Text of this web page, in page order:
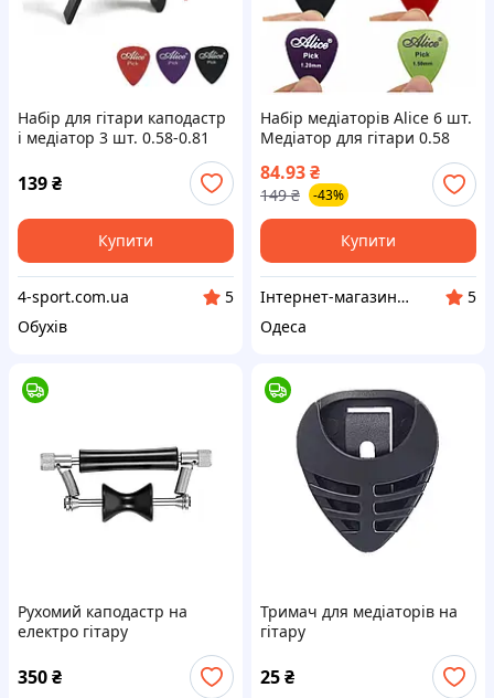
Набір для гітари каподастр
і медіатор 3 шт. 0.58-0.81
мм Bodasan Acoustic Black
139₴
Купити
4-sport.com.ua
5
Обухів
Набір медіаторів Alice 6 шт.
Медіатор для гітари 0.58
84.93₴
149 ₴ -43%
Купити
Інтернет-магазин "Сityshark"
5
Одеса
Рухомий каподастр на
електро гітару
350₴
Тримач для медіаторів на
гітару
25₴